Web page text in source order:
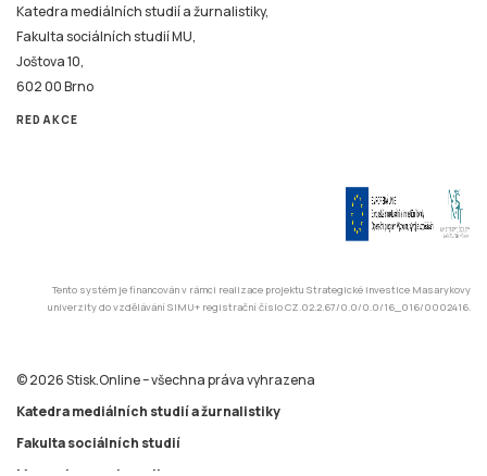
Katedra mediálních studií a žurnalistiky,
Fakulta sociálních studií MU,
Joštova 10,
602 00 Brno
REDAKCE
Tento systém je financován v rámci realizace projektu Strategické investice Masarykovy
univerzity do vzdělávání SIMU+ registrační číslo CZ.02.2.67/0.0/0.0/16_016/0002416.
© 2026 Stisk.Online – všechna práva vyhrazena
Katedra mediálních studií a žurnalistiky
Fakulta sociálních studií